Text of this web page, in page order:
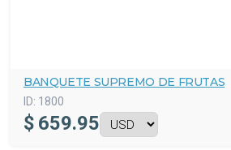
BANQUETE SUPREMO DE FRUTAS
ID: 1800
$ 659.95